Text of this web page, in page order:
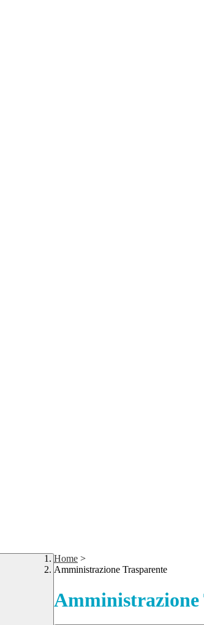
Home >
Amministrazione Trasparente
Amministrazione